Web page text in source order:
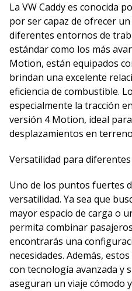
La VW Caddy es conocida
por ser capaz de ofrecer
diferentes entornos de
estándar como los más
Motion, están equipados
brindan una excelente
eficiencia de combustible.
especialmente la tracción
versión 4 Motion, ideal
desplazamientos en
Versatilidad para
Uno de los puntos fuertes
versatilidad. Ya sea que
mayor espacio de carga o
permita combinar
encontrarás una
necesidades. Además,
con tecnología avanzada y
aseguran un viaje cómodo